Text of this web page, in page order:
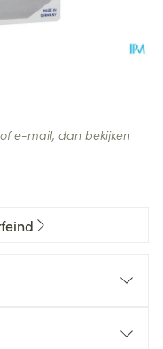
e-mail, dan bekijken